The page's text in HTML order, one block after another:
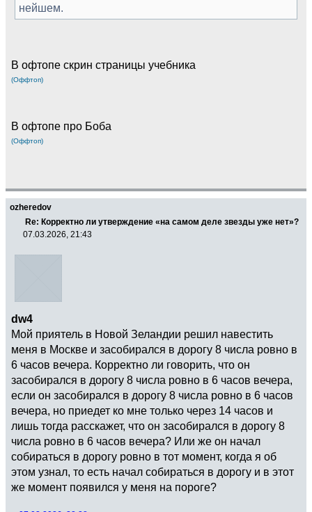
нейшем.
В офтопе скрин страницы учебника
(Оффтоп)
В офтопе про Боба
(Оффтоп)
ozheredov
Re: Корректно ли утверждение «на самом деле звезды уже нет»?
07.03.2026, 21:43
dw4
Мой приятель в Новой Зеландии решил навестить
меня в Москве и засобирался в дорогу 8 числа ровно в
6 часов вечера. Корректно ли говорить, что он
засобирался в дорогу 8 числа ровно в 6 часов вечера,
если он засобирался в дорогу 8 числа ровно в 6 часов
вечера, но приедет ко мне только через 14 часов и
лишь тогда расскажет, что он засобирался в дорогу 8
числа ровно в 6 часов вечера? Или же он начал
собираться в дорогу ровно в тот момент, когда я об
этом узнал, то есть начал собираться в дорогу и в этот
же момент появился у меня на пороге?